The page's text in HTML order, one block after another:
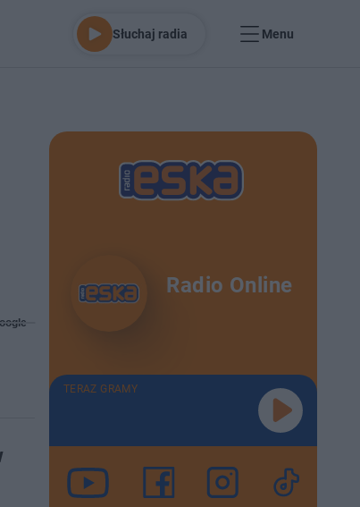
Słuchaj radia Menu
Radio Online
TERAZ GRAMY